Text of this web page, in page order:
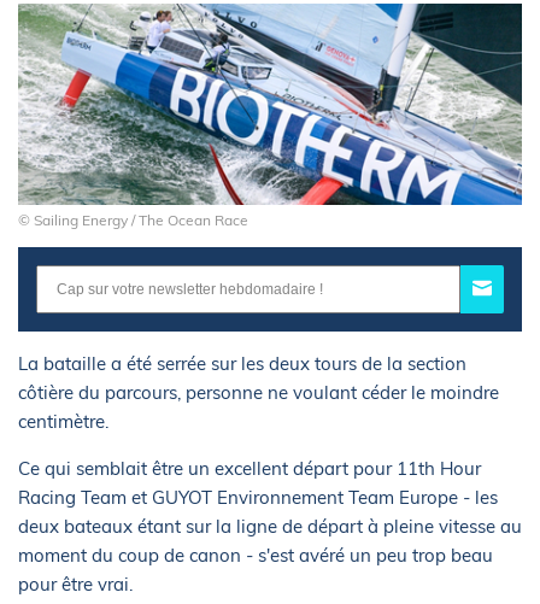
© Sailing Energy / The Ocean Race
La bataille a été serrée sur les deux tours de la section
côtière du parcours, personne ne voulant céder le moindre
centimètre.
Ce qui semblait être un excellent départ pour 11th Hour
Racing Team et GUYOT Environnement Team Europe - les
deux bateaux étant sur la ligne de départ à pleine vitesse au
moment du coup de canon - s'est avéré un peu trop beau
pour être vrai.